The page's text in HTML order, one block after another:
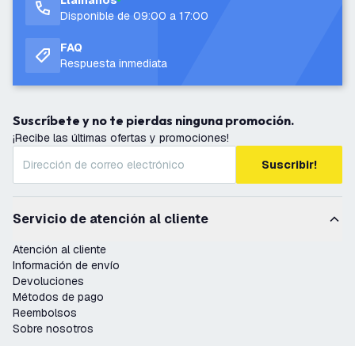
Disponible de 09:00 a 17:00
FAQ
Respuesta inmediata
Suscríbete y no te pierdas ninguna promoción.
¡Recibe las últimas ofertas y promociones!
Suscribir!
Servicio de atención al cliente
Atención al cliente
Información de envío
Devoluciones
Métodos de pago
Reembolsos
Sobre nosotros